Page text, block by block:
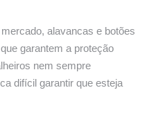
alavancas e botões
garantem a proteção
nem sempre
difícil garantir que esteja